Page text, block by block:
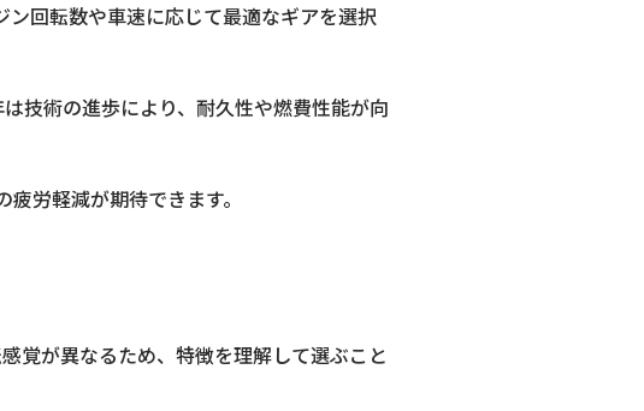
回転数や車速に応じて最適なギアを選択
技術の進歩により、耐久性や燃費性能が向
労軽減が期待できます。
覚が異なるため、特徴を理解して選ぶこと